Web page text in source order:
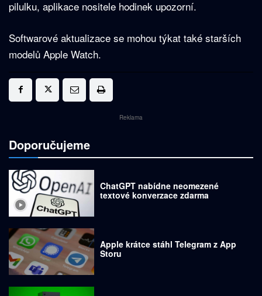
pilulku, aplikace nositele hodinek upozorní.
Softwarové aktualizace se mohou týkat také starších
modelů Apple Watch.
Reklama
Doporučujeme
ChatGPT nabídne neomezené
textové konverzace zdarma
Apple krátce stáhl Telegram z App
Storu